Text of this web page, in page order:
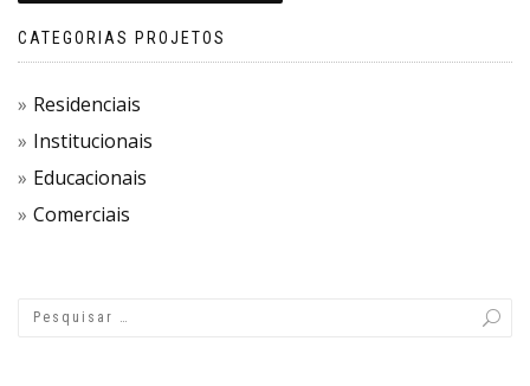
CATEGORIAS PROJETOS
Residenciais
Institucionais
Educacionais
Comerciais